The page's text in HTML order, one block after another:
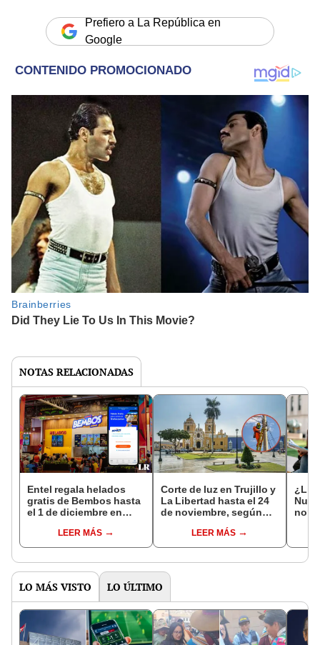
Prefiero a La República en
Google
NOTAS RELACIONADAS
Entel regala helados
gratis de Bembos hasta
el 1 de diciembre en
los pasos y tiendas
autorizadas
LEER MÁS
Corte de luz en Trujillo y
La Libertad hasta el 24
de noviembre, según
distritos?LEER MÁS
LO MÁS VISTO LO ÚLTIMO